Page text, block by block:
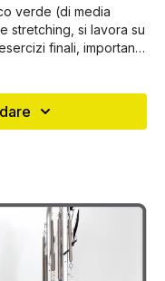
verde (di media
stretching, si lavora su
finali, importante
ideale da fare